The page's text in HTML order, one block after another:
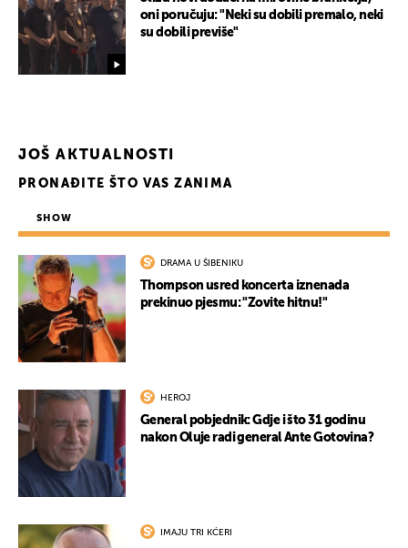
oni poručuju: "Neki su dobili premalo, neki
su dobili previše"
JOŠ AKTUALNOSTI
PRONAĐITE ŠTO VAS ZANIMA
SHOW
DRAMA U ŠIBENIKU
Thompson usred koncerta iznenada
prekinuo pjesmu: "Zovite hitnu!"
HEROJ
General pobjednik: Gdje i što 31 godinu
nakon Oluje radi general Ante Gotovina?
IMAJU TRI KĆERI